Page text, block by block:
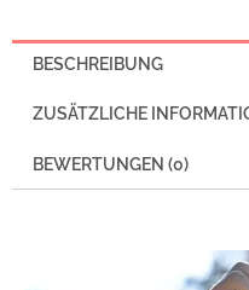
BESCHREIBUNG
ZUSÄTZLICHE
BEWERTUNGEN (0)